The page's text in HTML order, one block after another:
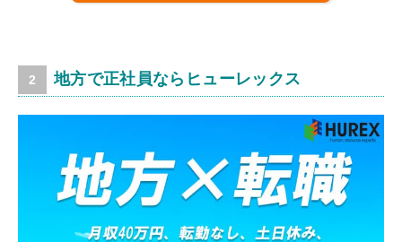
地方で正社員ならヒューレックス